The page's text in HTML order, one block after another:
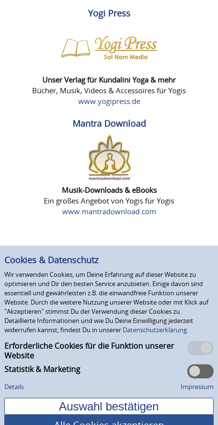
Yogi Press
Unser Verlag für Kundalini Yoga & mehr
Bücher, Musik, Videos & Accessoires für Yogis
www.yogipress.de
Mantra Download
Musik-Downloads & eBooks
Ein großes Angebot von Yogis für Yogis
www.mantradownload.com
Cookies & Datenschutz
Wir verwenden Cookies, um Deine Erfahrung auf dieser Website zu
optimieren und Dir den besten Service anzubieten. Einige davon sind
essentiell und gewährleisten z.B. die einwandfreie Funktion unserer
Website. Durch die weitere Nutzung unserer Website oder mit Klick auf
"Akzeptieren" stimmst Du der Verwendung dieser Cookies zu.
Detaillierte Informationen und wie Du Deine Einwilligung jederzeit
widerrufen kannst, findest Du in unserer Datenschutzerklärung.
Erforderliche Cookies für die Funktion unserer
Website
Statistik & Marketing
Details Impressum